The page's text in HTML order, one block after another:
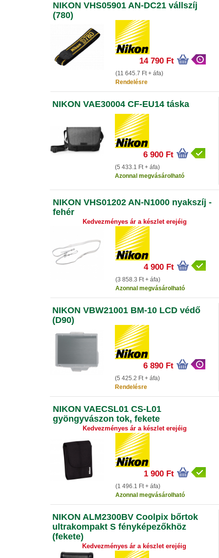
NIKON VHS05901 AN-DC21 vállszíj
(780)
14 790 Ft
(11 645.7 Ft + áfa)
Rendelésre
NIKON VAE30004 CF-EU14 táska
6 900 Ft
(5 433.1 Ft + áfa)
Azonnal megvásárolható
NIKON VHS01202 AN-N1000 nyakszíj -
fehér
Kedvezményes ár a készlet erejéig
4 900 Ft
(3 858.3 Ft + áfa)
Azonnal megvásárolható
NIKON VBW21001 BM-10 LCD védő
(D90)
6 890 Ft
(5 425.2 Ft + áfa)
Rendelésre
NIKON VAECSL01 CS-L01
gyöngyvászon tok, fekete
Kedvezményes ár a készlet erejéig
1 900 Ft
(1 496.1 Ft + áfa)
Azonnal megvásárolható
NIKON ALM2300BV Coolpix bőrtok
ultrakompakt S fényképezőkhöz
(fekete)
Kedvezményes ár a készlet erejéig